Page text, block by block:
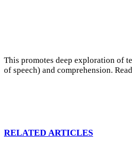
This promotes deep exploration of
of speech) and comprehension.
RELATED ARTICLES